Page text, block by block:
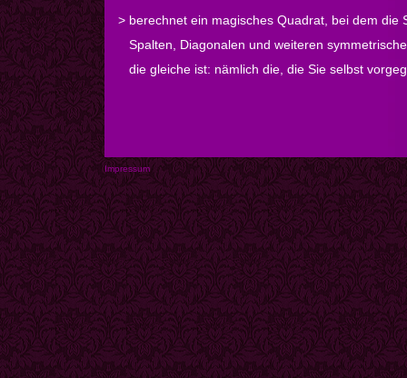
> berechnet ein magisches Quadrat, bei dem die
Spalten, Diagonalen und weiteren
die gleiche ist: nämlich die, die Sie selbst
Impressum